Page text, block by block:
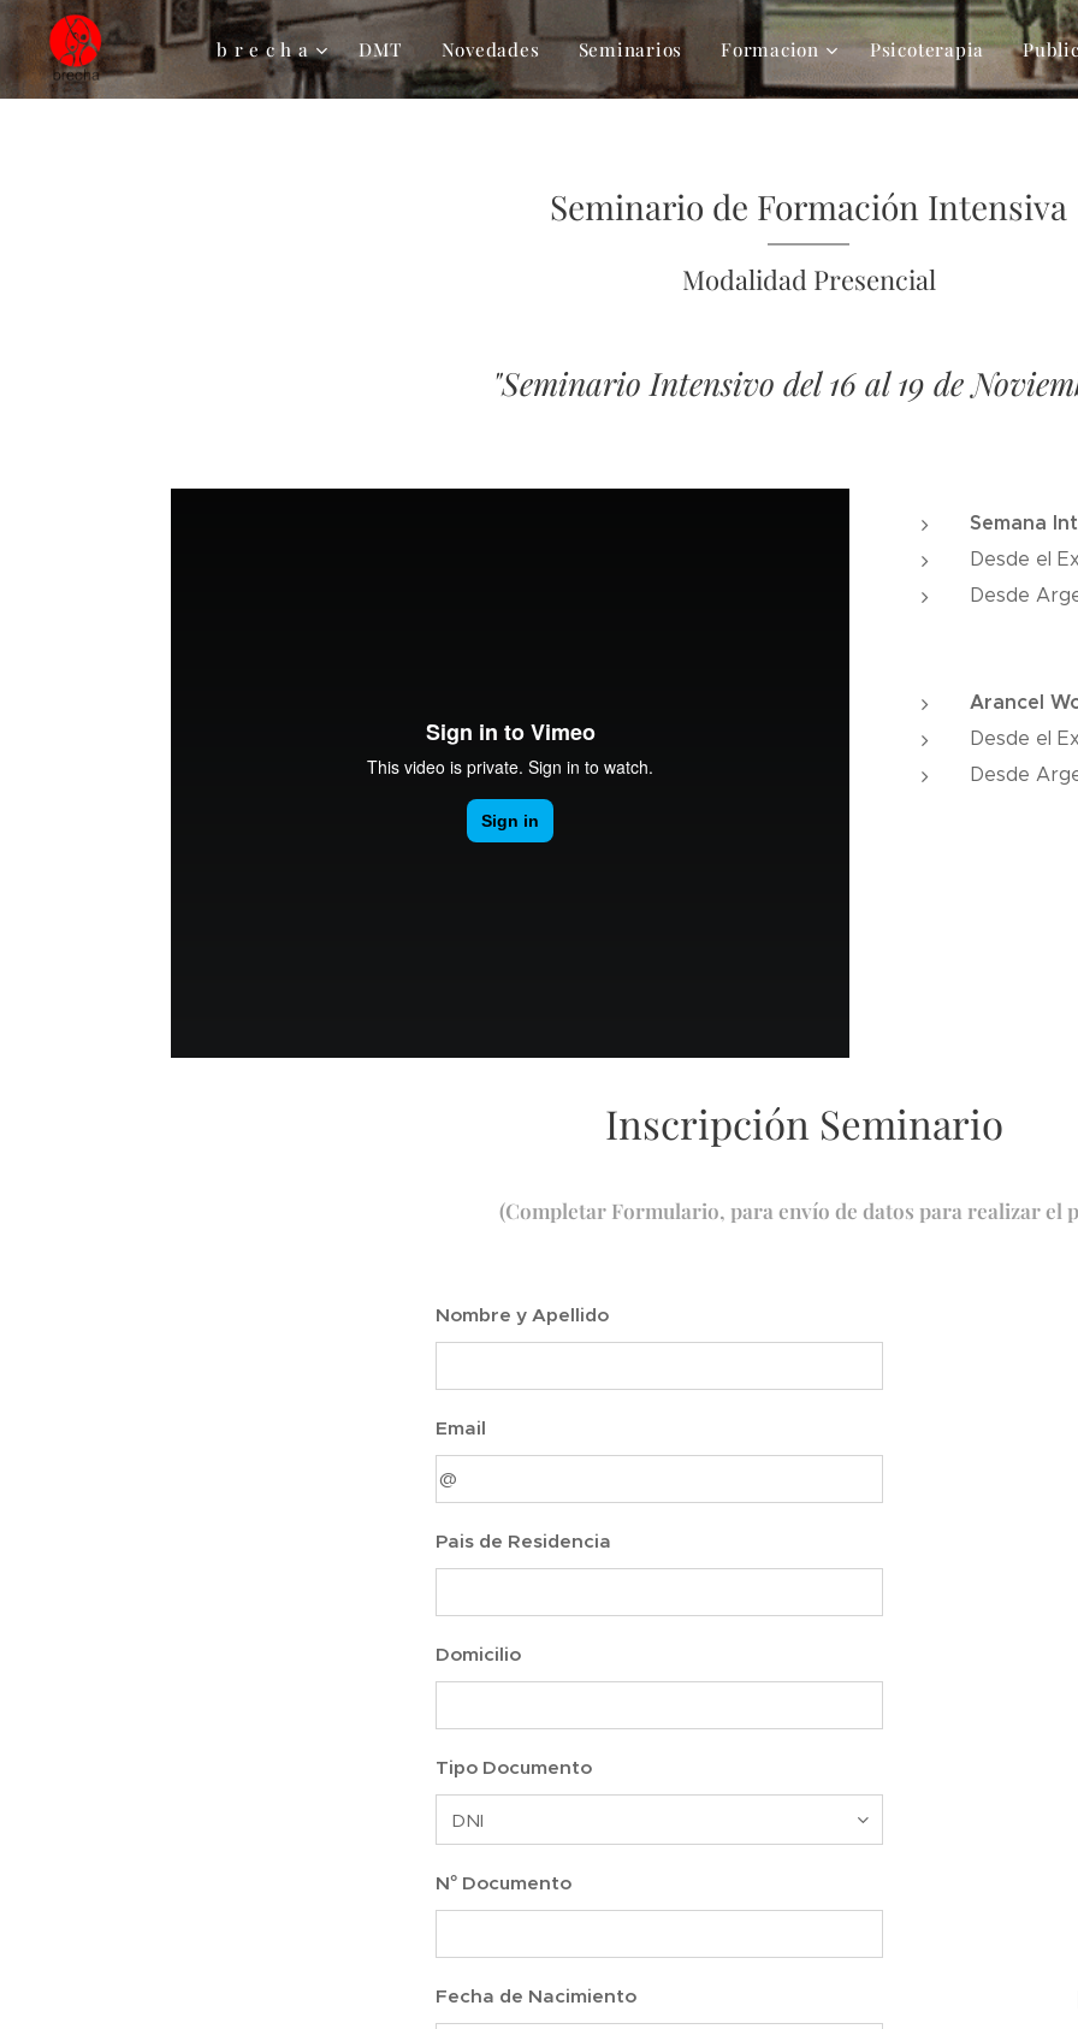
b r e c h a DMT Novedades Seminarios Formacion Psicoterapia
Seminario de Formación Intensiva
Modalidad Presencial
"Seminario Intensivo del 16 al 19 de
Semana
Desde el
Desde
Arancel
Desde el
Desde
Inscripción Seminario
(Completar Formulario, para envío de datos para realizar el
Nombre y Apellido
Email
Pais de Residencia
Domicilio
Tipo Documento
N° Documento
Fecha de Nacimiento